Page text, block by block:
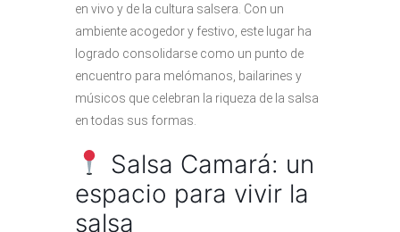
en vivo y de la cultura salsera. Con un
ambiente acogedor y festivo, este lugar ha
logrado consolidarse como un punto de
encuentro para melómanos, bailarines y
músicos que celebran la riqueza de la salsa
en todas sus formas.
Salsa Camará: un
espacio para vivir la
salsa